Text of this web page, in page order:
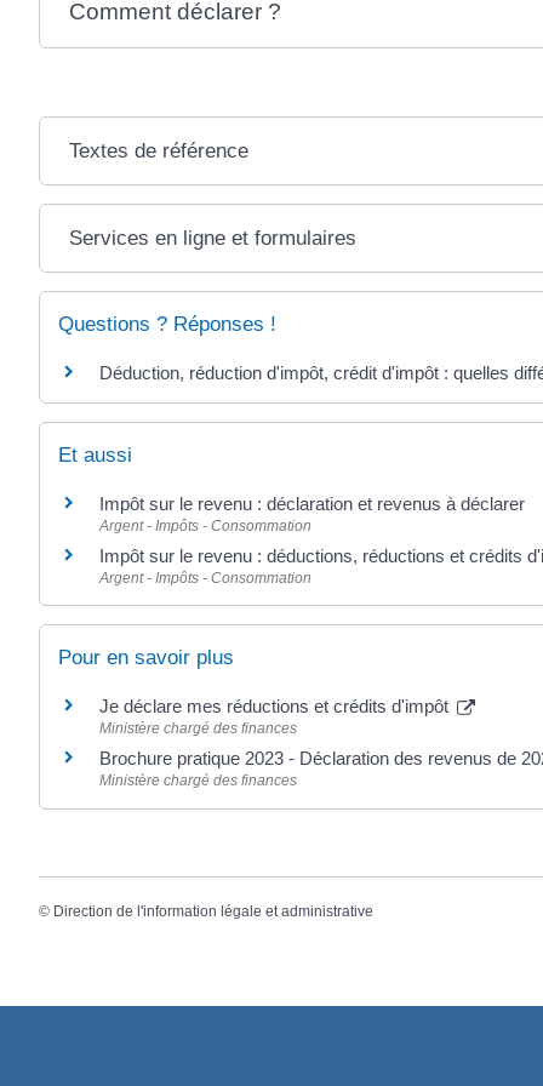
Comment déclarer ?
Textes de référence
Services en ligne et formulaires
Questions ? Réponses !
Déduction, réduction d'impôt, crédit d'impôt : quelles
Et aussi
Impôt sur le revenu : déclaration et revenus à déclarer
Argent - Impôts - Consommation
Impôt sur le revenu : déductions, réductions et crédits
Argent - Impôts - Consommation
Pour en savoir plus
Je déclare mes réductions et crédits d'impôt
Ministère chargé des finances
Brochure pratique 2023 - Déclaration des revenus de
Ministère chargé des finances
© Direction de l'information légale et administrative